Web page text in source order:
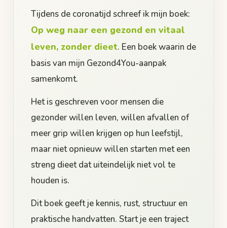
Tijdens de coronatijd schreef ik mijn boek:
Op weg naar een gezond en vitaal
leven, zonder dieet. Een boek waarin de
basis van mijn Gezond4You-aanpak
samenkomt.
Het is geschreven voor mensen die
gezonder willen leven, willen afvallen of
meer grip willen krijgen op hun leefstijl,
maar niet opnieuw willen starten met een
streng dieet dat uiteindelijk niet vol te
houden is.
Dit boek geeft je kennis, rust, structuur en
praktische handvatten. Start je een traject